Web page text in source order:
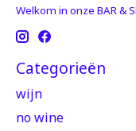
Welkom in onze BAR &
Categorieën
wijn
no wine